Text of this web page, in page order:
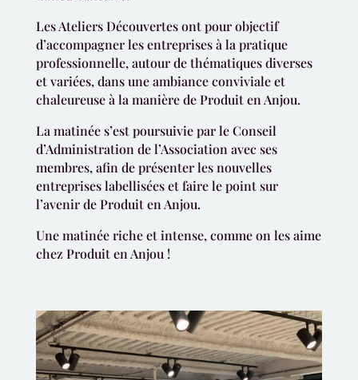
Les Ateliers Découvertes ont pour objectif
d’accompagner les entreprises à la pratique
professionnelle, autour de thématiques diverses
et variées, dans une ambiance conviviale et
chaleureuse à la manière de Produit en Anjou.
La matinée s’est poursuivie par le Conseil
d’Administration de l’Association avec ses
membres, afin de présenter les nouvelles
entreprises labellisées et faire le point sur
l’avenir de Produit en Anjou.
Une matinée riche et intense, comme on les aime
chez Produit en Anjou !